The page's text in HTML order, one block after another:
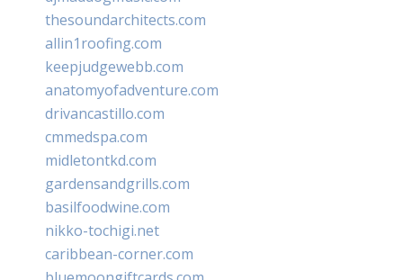
thesoundarchitects.com
allin1roofing.com
keepjudgewebb.com
anatomyofadventure.com
drivancastillo.com
cmmedspa.com
midletontkd.com
gardensandgrills.com
basilfoodwine.com
nikko-tochigi.net
caribbean-corner.com